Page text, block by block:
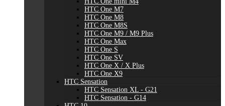
HTC One M7
HTC One M8
HTC One M8S
HTC One M9 / M9 Plus
HTC One Max
HTC One S
HTC One SV
HTC One X / X Plus
HTC One X9
HTC Sensation
HTC Sensation XL - G21
HTC Sensation - G14